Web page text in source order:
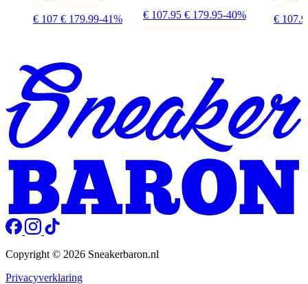
€ 107 € 179.99-41% € 107.95 € 179.95-40% €
Copyright © 2026 Sneakerbaron.nl
Privacyverklaring